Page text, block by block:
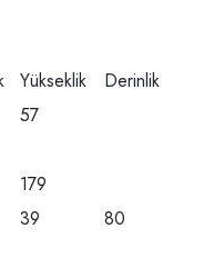
Yükseklik
Derinlik
57
179
39 80